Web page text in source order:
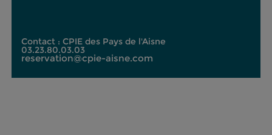
Contact : CPIE des Pays de l'Aisne
03.23.80.03.03
reservation@cpie-aisne.com